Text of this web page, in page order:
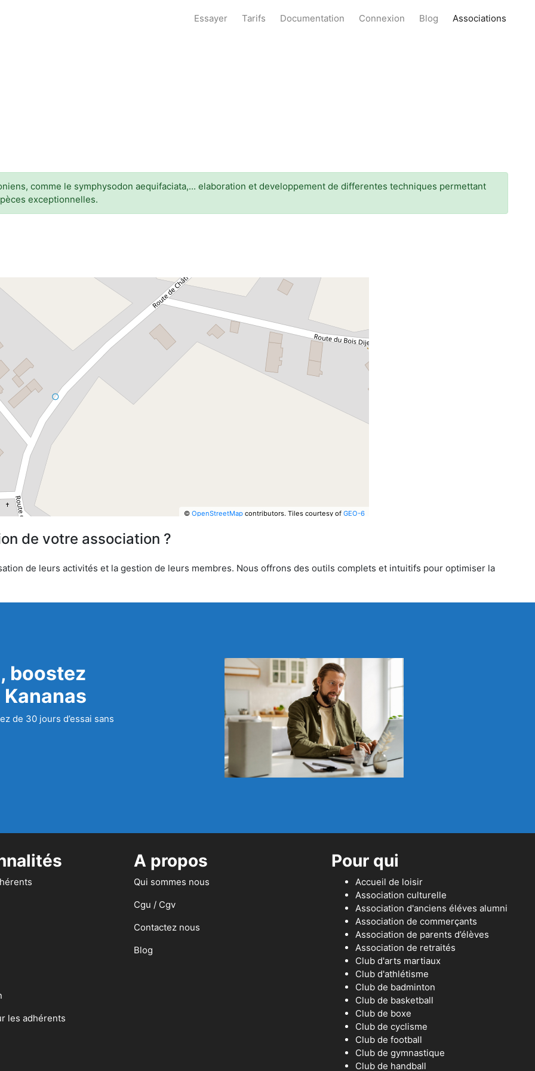
Essayer Tarifs Documentation Connexion Blog Associations
comme le symphysodon aequifaciata,... elaboration et developpement de differentes techniques permettant
exceptionnelles.
© OpenStreetMapcontributors. Tiles courtesy of GEO-6
de votre association ?
de leurs activités et la gestion de leurs membres. Nous offrons des outils complets et intuitifs pour optimiser la
boostez
de 30 jours d’essai sans
les adhérents
A propos
Qui sommes nous
Cgu / Cgv
Contactez nous
Blog
Pour qui
Accueil de loisir
Association culturelle
Association d'anciens éléves alumni
Association de commerçants
Association de parents d’élèves
Association de retraités
Club d'arts martiaux
Club d'athlétisme
Club de badminton
Club de basketball
Club de boxe
Club de cyclisme
Club de football
Club de gymnastique
Club de handball